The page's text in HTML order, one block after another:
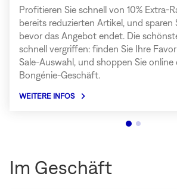
Profitieren Sie schnell von 10% Extra-
bereits reduzierten Artikel, und sparen
bevor das Angebot endet. Die
schnell vergriffen: finden Sie Ihre
Sale-Auswahl, und shoppen Sie online
Bongénie-Geschäft.
WEITERE INFOS
über
nutzen
(In
Im Geschäft